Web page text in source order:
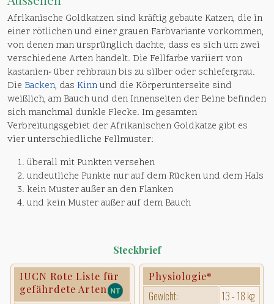
Afrikanische Goldkatzen sind kräftig gebaute Katzen, die in
einer rötlichen und einer grauen Farbvariante vorkommen,
von denen man ursprünglich dachte, dass es sich um zwei
verschiedene Arten handelt. Die Fellfarbe variiert von
kastanien- über rehbraun bis zu silber oder schiefergrau.
Die Backen, das Kinnund die Körperunterseite sind
weißlich, am Bauch und den Innenseiten der Beine befinden
sich manchmal dunkle Flecke. Im gesamten
Verbreitungsgebiet der Afrikanischen Goldkatze gibt es
vier unterschiedliche Fellmuster:
überall mit Punkten versehen
undeutliche Punkte nur auf dem Rücken und dem Hals
kein Muster außer an den Flanken
und kein Muster außer auf dem Bauch
Steckbrief
IUCN Rote Liste für
gefährdete Arten
Physiologie*
Gewicht:
13 - 18 kg